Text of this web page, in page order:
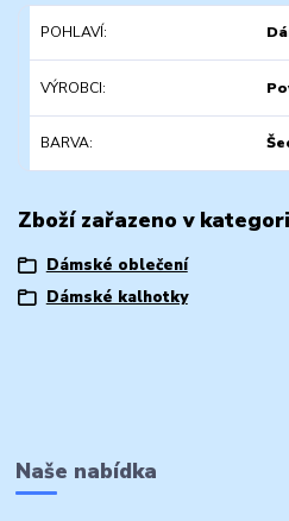
POHLAVÍ
VÝROBCI
BARVA
Zboží zařazeno v
Dámské oblečení
Dámské kalhotky
Naše nabídka